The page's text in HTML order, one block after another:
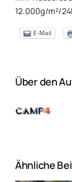
12.000g/m²/
E-Mail
Über den
Ähnliche